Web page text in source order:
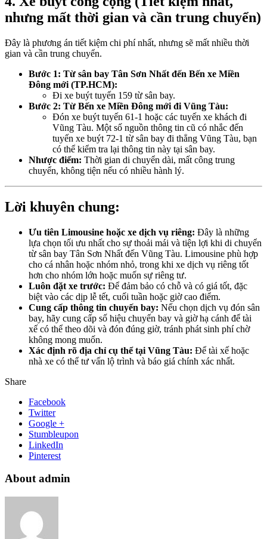
nhưng mất thời gian và cần trung chuyển)
Đây là phương án tiết kiệm chi phí nhất, nhưng sẽ mất nhiều thời
gian và cần trung chuyển.
Bước 1: Từ sân bay Tân Sơn Nhất đến Bến xe Miền
Đông mới (TP.HCM):
Đi xe buýt tuyến 159 từ sân bay.
Bước 2: Từ Bến xe Miền Đông mới đi Vũng Tàu:
Đón xe buýt tuyến 61-1 hoặc các tuyến xe khách đi
Vũng Tàu. Một số nguồn thông tin cũ có nhắc đến
tuyến xe buýt 72-1 từ sân bay đi thẳng Vũng Tàu, bạn
có thể kiểm tra lại thông tin này tại sân bay.
Nhược điểm: Thời gian di chuyển dài, mất công trung
chuyển, không tiện nếu có nhiều hành lý.
Lời khuyên chung:
Ưu tiên Limousine hoặc xe dịch vụ riêng: Đây là những
lựa chọn tối ưu nhất cho sự thoải mái và tiện lợi khi di chuyển
từ sân bay Tân Sơn Nhất đến Vũng Tàu. Limousine phù hợp
cho cá nhân hoặc nhóm nhỏ, trong khi xe dịch vụ riêng tốt
hơn cho nhóm lớn hoặc muốn sự riêng tư.
Luôn đặt xe trước: Để đảm bảo có chỗ và có giá tốt, đặc
biệt vào các dịp lễ tết, cuối tuần hoặc giờ cao điểm.
Cung cấp thông tin chuyến bay: Nếu chọn dịch vụ đón sân
bay, hãy cung cấp số hiệu chuyến bay và giờ hạ cánh để tài
xế có thể theo dõi và đón đúng giờ, tránh phát sinh phí chờ
không mong muốn.
Xác định rõ địa chỉ cụ thể tại Vũng Tàu: Để tài xế hoặc
nhà xe có thể tư vấn lộ trình và báo giá chính xác nhất.
Share
Facebook
Twitter
Google +
Stumbleupon
LinkedIn
Pinterest
About admin